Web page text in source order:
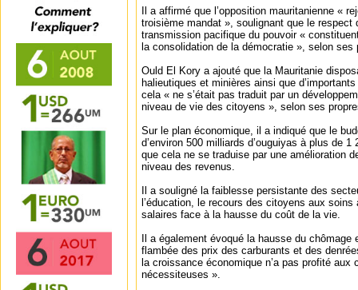
Il a affirmé que l’opposition mauritanienne «
troisième mandat », soulignant que le respect
transmission pacifique du pouvoir «
la consolidation de la démocratie », selon ses
Ould El Kory a ajouté que la Mauritanie
halieutiques et minières ainsi que
cela « ne s’était pas traduit par un
niveau de vie des citoyens », selon ses
Sur le plan économique, il a indiqué que le
d’environ 500 milliards d’ouguiyas à plus de
que cela ne se traduise par une amélioration
niveau des revenus.
Il a souligné la faiblesse persistante des
l’éducation, le recours des citoyens aux soins
salaires face à la hausse du coût de la vie.
Il a également évoqué la hausse du chômage
flambée des prix des carburants et des
la croissance économique n’a pas profité aux
nécessiteuses ».